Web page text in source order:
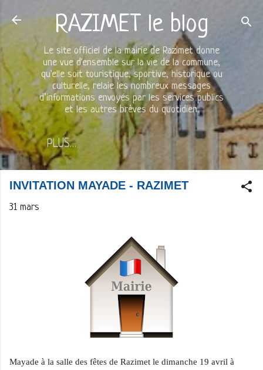
Accéder au contenu principal
RAZIMET le blog
Le site officiel de la mairie de Razimet donne
une vue d'ensemble sur la vie de la commune,
qu'elle soit touristique, sportive, historique ou
culturelle, relaie les nombreux messages
d’informations envoyés par les services publics
et les autres brèves du quotidien.
PLUS…
INVITATION MAYADE - RAZIMET
31 mars
Mayade à la salle des fêtes de Razimet le dimanche 19 avril à